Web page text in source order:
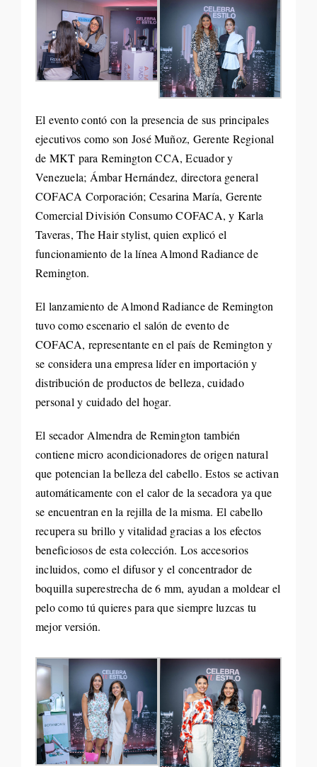
El evento contó con la presencia de sus principales
ejecutivos como son José Muñoz, Gerente Regional
de MKT para Remington CCA, Ecuador y
Venezuela; Ámbar Hernández, directora general
COFACA Corporación; Cesarina María, Gerente
Comercial División Consumo COFACA, y Karla
Taveras, The Hair stylist, quien explicó el
funcionamiento de la línea Almond Radiance de
Remington.
El lanzamiento de Almond Radiance de Remington
tuvo como escenario el salón de evento de
COFACA, representante en el país de Remington y
se considera una empresa líder en importación y
distribución de productos de belleza, cuidado
personal y cuidado del hogar.
El secador Almendra de Remington también
contiene micro acondicionadores de origen natural
que potencian la belleza del cabello. Estos se activan
automáticamente con el calor de la secadora ya que
se encuentran en la rejilla de la misma. El cabello
recupera su brillo y vitalidad gracias a los efectos
beneficiosos de esta colección. Los accesorios
incluidos, como el difusor y el concentrador de
boquilla superestrecha de 6 mm, ayudan a moldear el
pelo como tú quieres para que siempre luzcas tu
mejor versión.